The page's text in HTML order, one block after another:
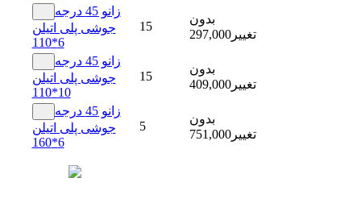
زانو 45 درجه
جوشی پلی اتیلن
6*110
15
بدون
تغییر297,000
زانو 45 درجه
جوشی پلی اتیلن
10*110
15
بدون
تغییر409,000
زانو 45 درجه
جوشی پلی اتیلن
6*160
5
بدون
تغییر751,000